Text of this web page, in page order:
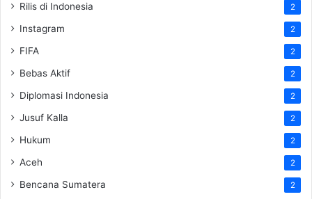
Rilis di Indonesia 2
Instagram 2
FIFA 2
Bebas Aktif 2
Diplomasi Indonesia 2
Jusuf Kalla 2
Hukum 2
Aceh 2
Bencana Sumatera 2